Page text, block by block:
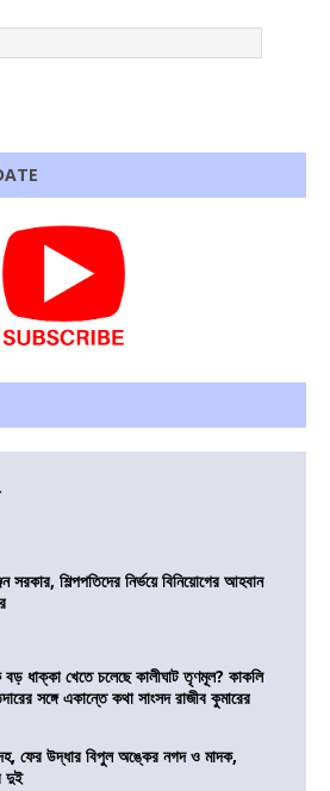
সরকার, শিল্পপতিদের নির্ভয়ে বিনিয়োগের আহবান
ধাক্কা খেতে চলেছে কালীঘাট তৃণমূল? কাকলি
সঙ্গে একান্তে কথা সাংসদ রাজীব কুমারের
ফের উদ্ধার বিপুল অঙ্কের নগদ ও মাদক,
দুই